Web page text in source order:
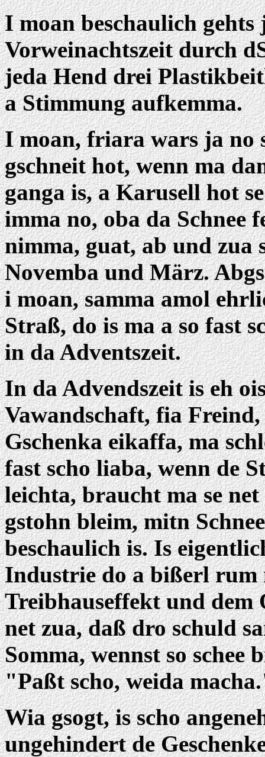
I moan beschaulich gehts
Vorweinachtszeit durch
jeda Hend drei
a Stimmung aufkemma.
I moan, friara wars ja no
gschneit hot, wenn ma
ganga is, a Karusell hot
imma no, oba da Schnee
nimma, guat, ab und zua
Novemba und März.
i moan, samma amol
Straß, do is ma a so fast
in da Adventszeit.
In da Advendszeit is eh
Vawandschaft, fia
Gschenka eikaffa, ma
fast scho liaba, wenn de
leichta, braucht ma se
gstohn bleim, mitn
beschaulich is. Is
Industrie do a bißerl rum
Treibhauseffekt und dem
net zua, daß dro schuld
Somma, wennst so
"Paßt scho, weida
Wia gsogt, is scho
ungehindert de